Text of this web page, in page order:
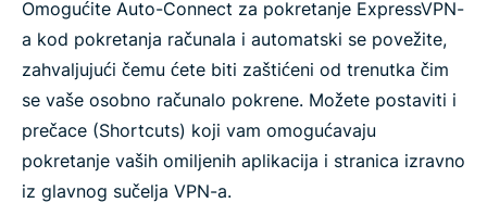
Omogućite Auto-Connect za pokretanje ExpressVPN-
a kod pokretanja računala i automatski se povežite,
zahvaljujući čemu ćete biti zaštićeni od trenutka čim
se vaše osobno računalo pokrene. Možete postaviti i
prečace (Shortcuts) koji vam omogućavaju
pokretanje vaših omiljenih aplikacija i stranica izravno
iz glavnog sučelja VPN-a.